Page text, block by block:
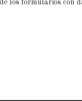
los formularios con